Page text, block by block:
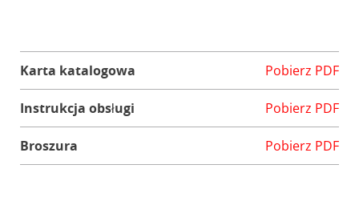
Karta katalogowa Pobierz PDF
Instrukcja obsługi Pobierz PDF
Broszura Pobierz PDF